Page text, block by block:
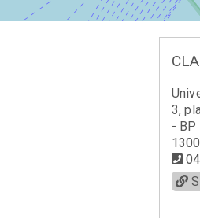
3,
- BP